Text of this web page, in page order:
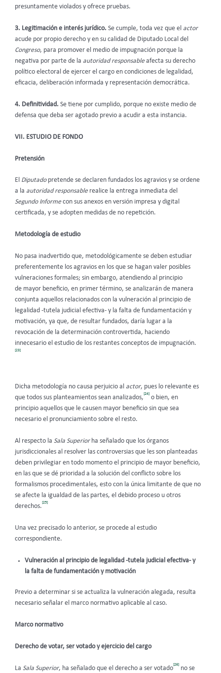
presuntamente violados y ofrece pruebas.
3. Legitimación e interés jurídico. Se cumple, toda vez que el actor
acude por propio derecho y en su calidad de Diputado Local del
Congreso, para promover el medio de impugnación porque la
negativa por parte de la autoridad responsableafecta su derecho
político electoral de ejercer el cargo en condiciones de legalidad,
eficacia, deliberación informada y representación democrática.
4. Definitividad. Se tiene por cumplido, porque no existe medio de
defensa que deba ser agotado previo a acudir a esta instancia.
VII. ESTUDIO DE FONDO
Pretensión
El Diputadopretende se declaren fundados los agravios y se ordene
a la autoridad responsablerealice la entrega inmediata del
Segundo Informecon sus anexos en versión impresa y digital
certificada, y se adopten medidas de no repetición.
Metodología de estudio
No pasa inadvertido que, metodológicamente se deben estudiar
preferentemente los agravios en los que se hagan valer posibles
vulneraciones formales; sin embargo, atendiendo al principio
de mayor beneficio, en primer término, se analizarán de manera
conjunta aquellos relacionados con la vulneración al principio de
legalidad -tutela judicial efectiva- y la falta de fundamentación y
motivación, ya que, de resultar fundados, daría lugar a la
revocación de la determinación controvertida, haciendo
innecesario el estudio de los restantes conceptos de impugnación.
[23]
Dicha metodología no causa perjuicio al actor, pues lo relevante es
que todos sus planteamientos sean analizados,
[24]
o bien, en
principio aquellos que le causen mayor beneficio sin que sea
necesario el pronunciamiento sobre el resto.
Al respecto la Sala Superiorha señalado que los órganos
jurisdiccionales al resolver las controversias que les son planteadas
deben privilegiar en todo momento el principio de mayor beneficio,
en las que se dé prioridad a la solución del conflicto sobre los
formalismos procedimentales, esto con la única limitante de que no
se afecte la igualdad de las partes, el debido proceso u otros
derechos.
[25]
Una vez precisado lo anterior, se procede al estudio
correspondiente.
Vulneración al principio de legalidad -tutela judicial efectiva- y
la falta de fundamentación y motivación
Previo a determinar si se actualiza la vulneración alegada, resulta
necesario señalar el marco normativo aplicable al caso.
Marco normativo
Derecho de votar, ser votado y ejercicio del cargo
La Sala Superior, ha señalado que el derecho a ser votado
[26]
no se